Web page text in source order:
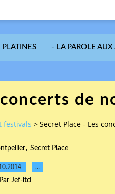
PLATINES - LA PAROLE AUX
de
festivals > Secret Place - Les
, Secret Place
…
Par Jef-ltd